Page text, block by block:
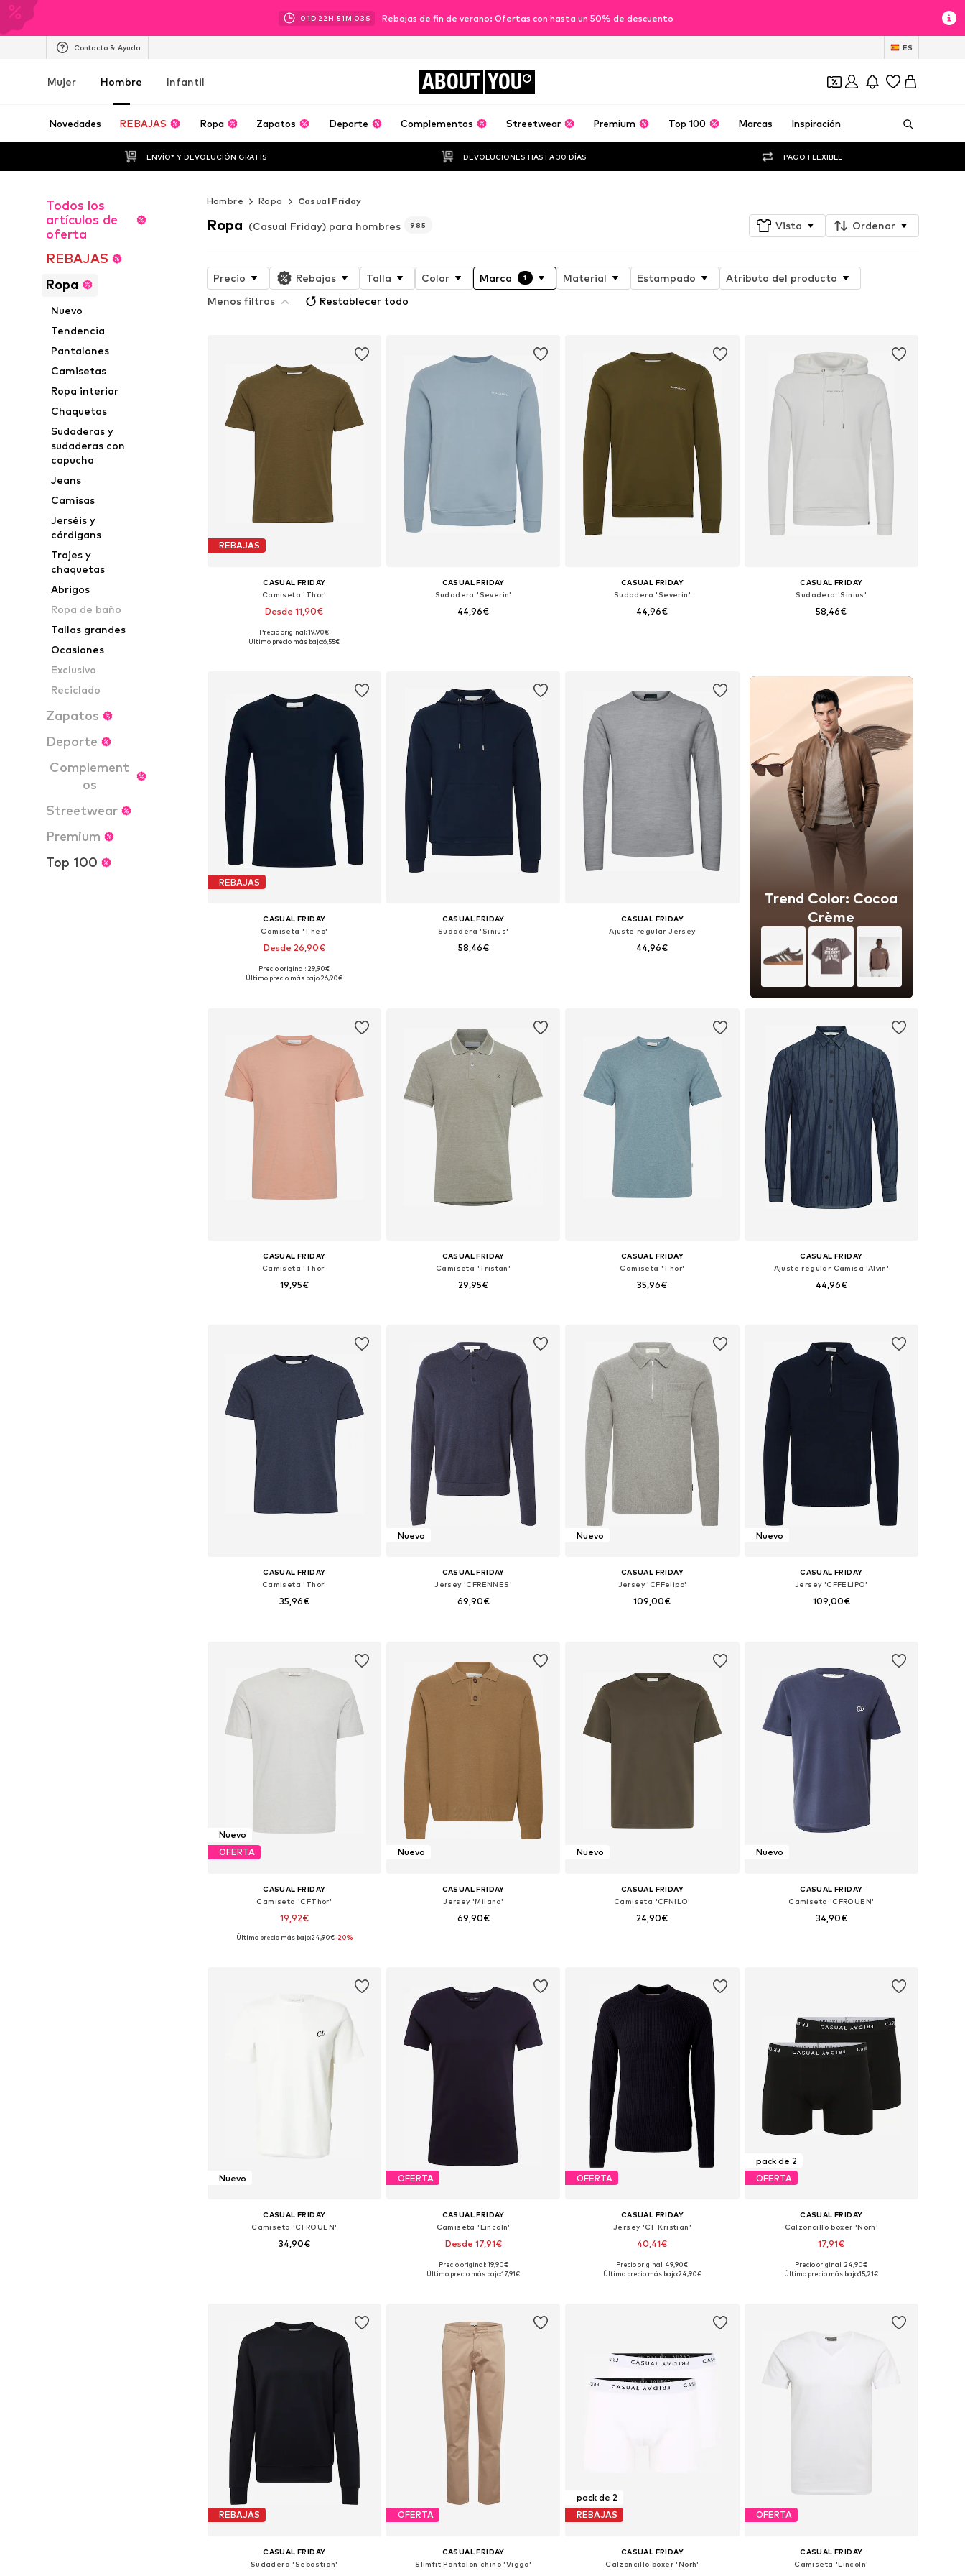
01D 22H 51M 01 S Rebajas de fin de verano: Ofertas con hasta un 50% de descuento
Contacto & Ayuda ES
Mujer Hombre Infantil ABOUT YOU
Novedades REBAJAS Ropa Zapatos Deporte Complementos Streetwear Premium Top 100 Marcas Inspiración
ENVÍO* Y DEVOLUCIÓN GRATIS DEVOLUCIONES HASTA 30 DÍAS PAGO FLEXIBLE
Todos los
artículos de
oferta
REBAJAS
Ropa
Nuevo
Tendencia
Pantalones
Camisetas
Ropa interior
Chaquetas
Sudaderas y
sudaderas con
capucha
Jeans
Camisas
Jerséis y
cárdigans
Trajes y
chaquetas
Abrigos
Ropa de baño
Tallas grandes
Ocasiones
Exclusivo
Reciclado
Zapatos
Deporte
Complement
os
Streetwear
Premium
Top 100
Hombre Ropa Casual Friday
Ropa (Casual Friday) para hombres 985 Vista Ordenar
Precio Rebajas Talla Color Marca 1 Material Estampado
Atributo del producto
Menos filtros
Restablecer todo
REBAJAS
CASUAL FRIDAY
Camiseta 'Thor'
Desde 11,90€
+6
Tallas disponibles: S, M, L, XL, XXL, XXXL
Precio original: 19,90€
Último precio más bajo:6,55€
CASUAL FRIDAY
Sudadera 'Severin'
44,96€
CASUAL FRIDAY
Sudadera 'Severin'
44,96€
CASUAL FRIDAY
Sudadera 'Sinius'
58,46€
REBAJAS
CASUAL FRIDAY
Camiseta 'Theo'
Desde 26,90€
Tallas disponibles: S, M, L, XL, XXL, XXXL
Precio original: 29,90€
Último precio más bajo:26,90€
CASUAL FRIDAY
Sudadera 'Sinius'
58,46€
CASUAL FRIDAY
Ajuste regular Jersey
44,96€
Trend Color: Cocoa
Crème
CASUAL FRIDAY
Camiseta 'Thor'
19,95€
CASUAL FRIDAY
Camiseta 'Tristan'
29,95€
CASUAL FRIDAY
Camiseta 'Thor'
35,96€
CASUAL FRIDAY
Ajuste regular Camisa 'Alvin'
44,96€
CASUAL FRIDAY
Camiseta 'Thor'
35,96€
Nuevo
CASUAL FRIDAY
Jersey 'CFRENNES'
69,90€
Nuevo
CASUAL FRIDAY
Jersey 'CFFelipo'
109,00€
Nuevo
CASUAL FRIDAY
Jersey 'CFFELIPO'
109,00€
Nuevo
OFERTA
CASUAL FRIDAY
Camiseta 'CFThor'
19,92€
+7
Tallas disponibles: S, M, L, XL, XXL
Último precio más bajo:24,90€-20%
Nuevo
CASUAL FRIDAY
Jersey 'Milano'
69,90€
Nuevo
CASUAL FRIDAY
Camiseta 'CFNILO'
24,90€
Nuevo
CASUAL FRIDAY
Camiseta 'CFROUEN'
34,90€
Nuevo
CASUAL FRIDAY
Camiseta 'CFROUEN'
34,90€
OFERTA
CASUAL FRIDAY
Camiseta 'Lincoln'
Desde 17,91€
Tallas disponibles: S, M, L, XL, XXL, XXXL
Precio original: 19,90€
Último precio más bajo:17,91€
OFERTA
CASUAL FRIDAY
Jersey 'CF Kristian'
40,41€
Tallas disponibles: S, M, L, XL, XXL, XXXL
Precio original: 49,90€
Último precio más bajo:24,90€
pack de 2
OFERTA
CASUAL FRIDAY
Calzoncillo boxer 'Norh'
17,91€
Tallas disponibles: S, M, L, XXL
Precio original: 24,90€
Último precio más bajo:15,21€
REBAJAS
CASUAL FRIDAY
Sudadera 'Sebastian'
OFERTA
CASUAL FRIDAY
Slimfit Pantalón chino 'Viggo'
pack de 2
REBAJAS
CASUAL FRIDAY
Calzoncillo boxer 'Norh'
OFERTA
CASUAL FRIDAY
Camiseta 'Lincoln'